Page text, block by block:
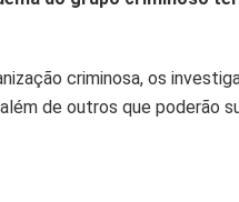
criminosa, os
de outros que poderão